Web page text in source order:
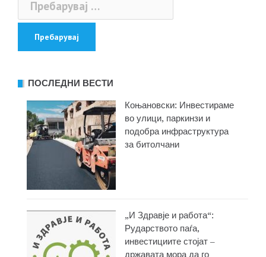
за:
ПОСЛЕДНИ ВЕСТИ
Коњановски: Инвестираме
во улици, паркинзи и
подобра инфраструктура
за битолчани
„И Здравје и работа“:
Рударството паѓа,
инвестициите стојат –
државата мора да го